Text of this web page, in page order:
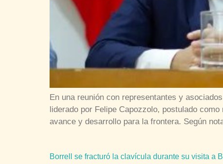
En una reunión con representantes y
liderado por Felipe Capozzolo, postulado
avance y desarrollo para la frontera. Según
Borrell se fracturó la clavícula durante su visita a